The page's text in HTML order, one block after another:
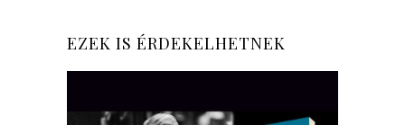
EZEK IS ÉRDEKELHETNEK